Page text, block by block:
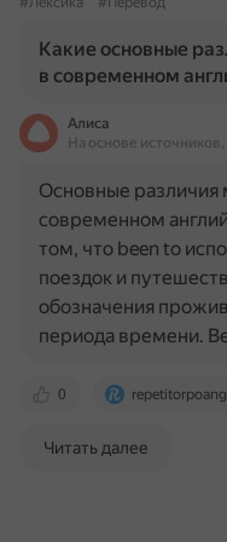
Какие основные
в современном
Алиса
На основе
0
Основные различия
современном
том, что been to
поездок и
обозначения
периода времени.
Читать далее